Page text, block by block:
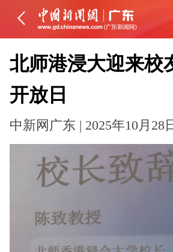
北师港浸大迎来校
开放日
中新网广东 | 2025年10月28